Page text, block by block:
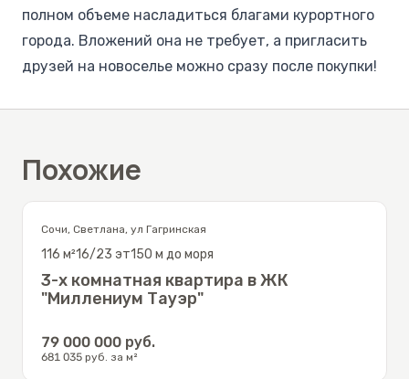
полном объеме насладиться благами курортного
города. Вложений она не требует, а пригласить
друзей на новоселье можно сразу после покупки!
респектабельные рестораны, кафе и бары,
шаговая доступность парка «Дендрарий»;
комфортное транспортное соединение;
70 м до морского побережья;
песком и шезлонгами.
Планировка квартиры
Похожие
Сочи, Светлана, ул Гагринская
116 м²16/23 эт150 м до моря
3-х комнатная квартира в ЖК
"Миллениум Тауэр"
79 000 000 руб.
681 035 руб. за м²